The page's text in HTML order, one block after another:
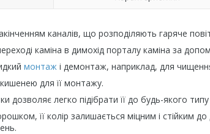
каналів, що розподіляють гаряче
каміна в димохід порталу каміна за
монтаж і демонтаж, наприклад, для
для її монтажу.
дозволяє легко підібрати її до будь-якого типу
її колір залишається міцним і стійким